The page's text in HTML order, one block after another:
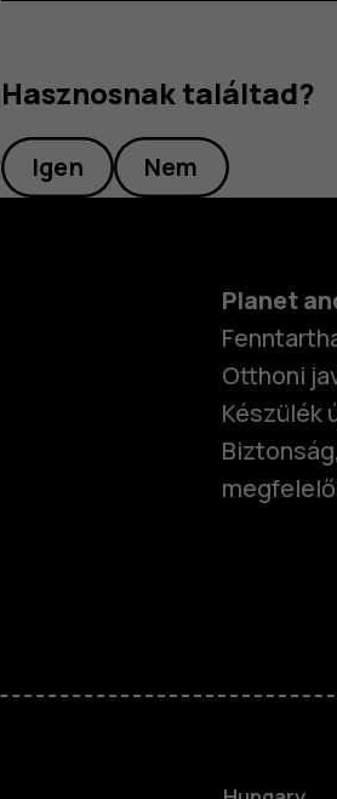
Hasznosnak találtad?
Igen Nem
Planet
Otthoni
Készülék